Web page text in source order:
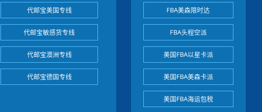
代邮宝美国专线
代邮宝敏感货专线
代邮宝澳洲专线
代邮宝德国专线
FBA美森限时达
FBA头程空派
美国FBA以星卡派
美国FBA美森卡派
美国FBA海运包税